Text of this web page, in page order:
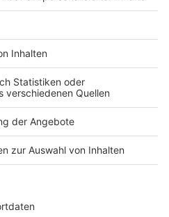
in Krefeld-
Notaufnahme und
räumlich enger zusammen.
nennt Sicherheit,
Besonders für
Notfallpatienten sollen